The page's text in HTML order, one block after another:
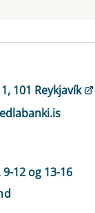
101 Reykjavík
12 og 13-16